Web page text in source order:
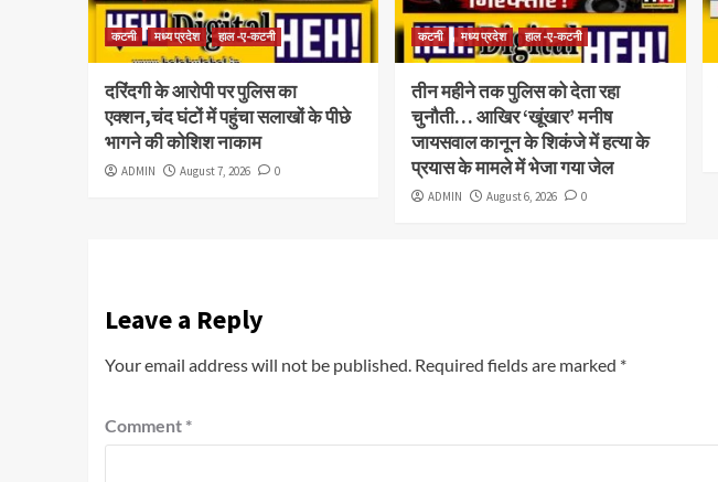
कटनी मध्य प्रदेश हाल -ए-कटनी
दरिंदगी के आरोपी पर पुलिस का
एक्शन,चंद घंटों में पहुंचा सलाखों के पीछे
भागने की कोशिश नाकाम
ADMIN August 7, 2026 0
कटनी मध्य प्रदेश हाल -ए-कटनी
तीन महीने तक पुलिस को देता रहा
चुनौती… आखिर ‘खूंखार’ मनीष
जायसवाल कानून के शिकंजे में हत्या के
प्रयास के मामले में भेजा गया जेल
ADMIN August 6, 2026 0
Leave a Reply
Your email address will not be published. Required fields are marked *
Comment *